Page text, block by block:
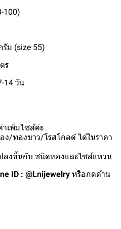
100)
ม (size 55)
ร
14 วัน
าเพิ่มไซส์ค่ะ
ง/ทองขาว/โรสโกลด์ ได้ในราคา
ลงขึ้นกับ ชนิดทองและไซส์แหวน
ID : @Lnijewelry หรือกดด้าน